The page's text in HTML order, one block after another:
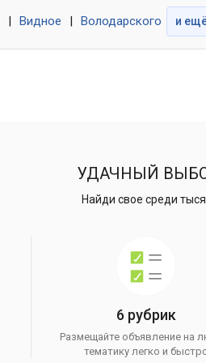
Видное Володарского и
УДАЧНЫЙ
Найди свое среди
6 рубрик
Размещайте объявление на
тематику легко и